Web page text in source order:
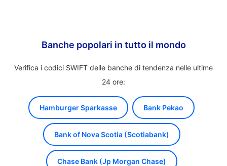
Banche popolari in tutto il mondo
Verifica i codici SWIFT delle banche di tendenza nelle ultime
24 ore:
Hamburger Sparkasse Bank Pekao
Bank of Nova Scotia (Scotiabank)
Chase Bank (Jp Morgan Chase)